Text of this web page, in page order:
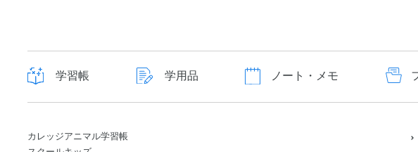
学習帳 学用品 ノート・メモ
カレッジアニマル学習帳